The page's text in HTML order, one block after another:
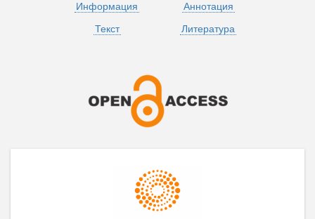
Информация
Аннотация
Текст
Литература